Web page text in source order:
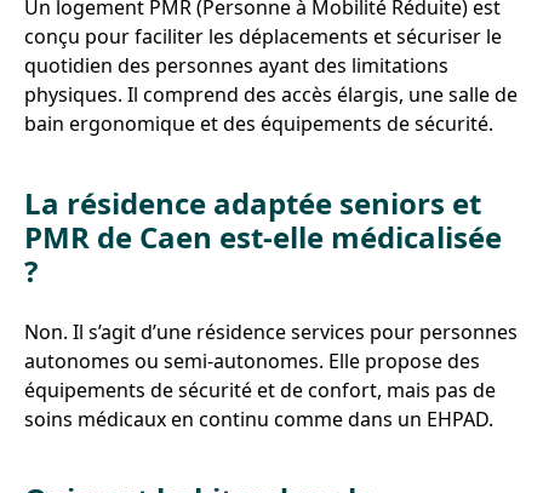
Un logement PMR (Personne à Mobilité Réduite) est
conçu pour faciliter les déplacements et sécuriser le
quotidien des personnes ayant des limitations
physiques. Il comprend des accès élargis, une salle de
bain ergonomique et des équipements de sécurité.
La résidence adaptée seniors et
PMR de Caen est-elle médicalisée
?
Non. Il s’agit d’une résidence services pour personnes
autonomes ou semi-autonomes. Elle propose des
équipements de sécurité et de confort, mais pas de
soins médicaux en continu comme dans un EHPAD.